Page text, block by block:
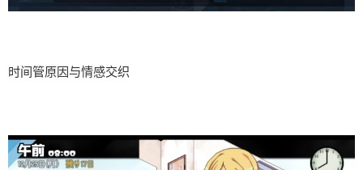
时间管原因与情感交织